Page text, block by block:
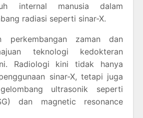
internal manusia dalam
radiasi seperti sinar-X.
perkembangan zaman dan
teknologi kedokteran
Radiologi kini tidak hanya
sinar-X, tetapi juga
ultrasonik seperti
dan magnetic resonance